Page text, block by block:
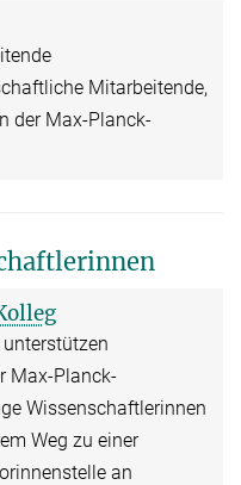
Mitarbeitende,
der Max-Planck-
Max-Planck-
Wissenschaftlerinnen
Weg zu einer
an